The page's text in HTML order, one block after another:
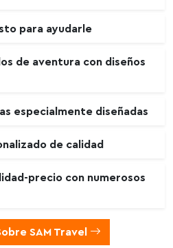
para ayudarle
de aventura con diseños
especialmente diseñadas
de calidad
precio con numerosos
SAM Travel